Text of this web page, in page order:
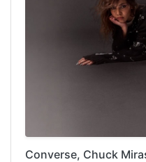
Converse, Chuck